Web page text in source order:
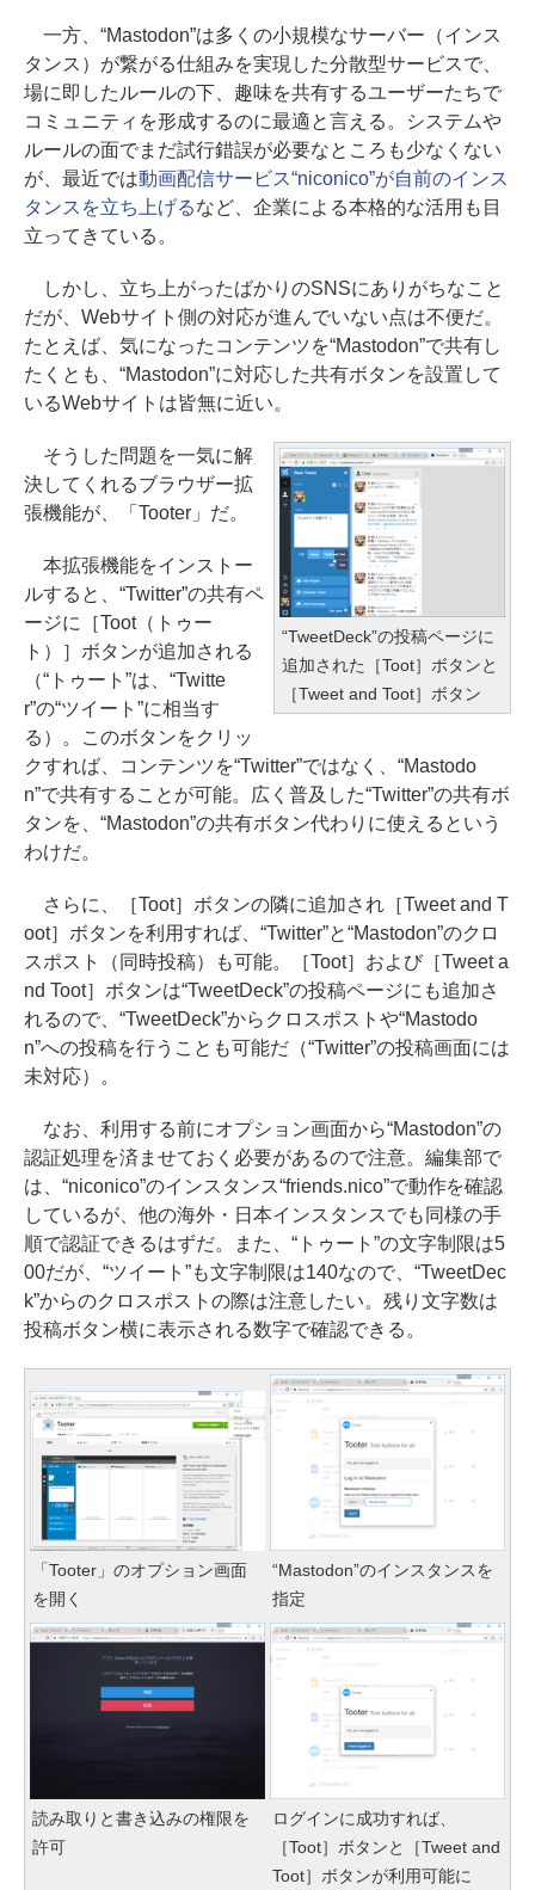
一方、“Mastodon”は多くの小規模なサーバー（インス
タンス）が繋がる仕組みを実現した分散型サービスで、
場に即したルールの下、趣味を共有するユーザーたちで
コミュニティを形成するのに最適と言える。システムや
ルールの面でまだ試行錯誤が必要なところも少なくない
が、最近では動画配信サービス“niconico”が自前のインス
タンスを立ち上げるなど、企業による本格的な活用も目
立ってきている。
しかし、立ち上がったばかりのSNSにありがちなこと
だが、Webサイト側の対応が進んでいない点は不便だ。
たとえば、気になったコンテンツを“Mastodon”で共有し
たくとも、“Mastodon”に対応した共有ボタンを設置して
いるWebサイトは皆無に近い。
“TweetDeck”の投稿ページに
追加された［Toot］ボタンと
［Tweet and Toot］ボタン
そうした問題を一気に解
決してくれるブラウザー拡
張機能が、「Tooter」だ。
本拡張機能をインストー
ルすると、“Twitter”の共有ペ
ージに［Toot（トゥー
ト）］ボタンが追加される
（“トゥート”は、“Twitte
r”の“ツイート”に相当す
る）。このボタンをクリッ
クすれば、コンテンツを“Twitter”ではなく、“Mastodo
n”で共有することが可能。広く普及した“Twitter”の共有ボ
タンを、“Mastodon”の共有ボタン代わりに使えるという
わけだ。
さらに、［Toot］ボタンの隣に追加され［Tweet and T
oot］ボタンを利用すれば、“Twitter”と“Mastodon”のクロ
スポスト（同時投稿）も可能。［Toot］および［Tweet a
nd Toot］ボタンは“TweetDeck”の投稿ページにも追加さ
れるので、“TweetDeck”からクロスポストや“Mastodo
n”への投稿を行うことも可能だ（“Twitter”の投稿画面には
未対応）。
なお、利用する前にオプション画面から“Mastodon”の
認証処理を済ませておく必要があるので注意。編集部で
は、“niconico”のインスタンス“friends.nico”で動作を確認
しているが、他の海外・日本インスタンスでも同様の手
順で認証できるはずだ。また、“トゥート”の文字制限は5
00だが、“ツイート”も文字制限は140なので、“TweetDec
k”からのクロスポストの際は注意したい。残り文字数は
投稿ボタン横に表示される数字で確認できる。
「Tooter」のオプション画面
を開く
“Mastodon”のインスタンスを
指定
読み取りと書き込みの権限を
許可
ログインに成功すれば、
［Toot］ボタンと［Tweet and
Toot］ボタンが利用可能に